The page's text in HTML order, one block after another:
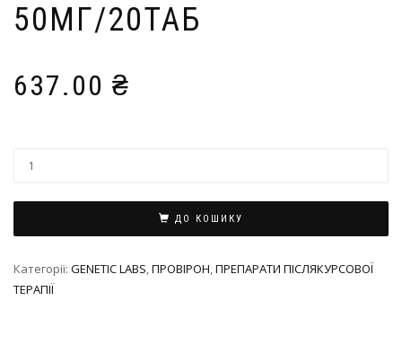
50МГ/20ТАБ
637.00 ₴
ДО КОШИКУ
Категорії: GENETIC LABS,ПРОВІРОН,ПРЕПАРАТИ ПІСЛЯКУРСОВОЇ
ТЕРАПІЇ